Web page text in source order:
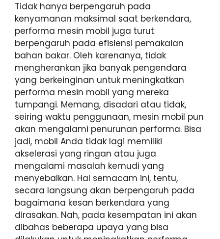
Tidak hanya berpengaruh pada
kenyamanan maksimal saat berkendara,
performa mesin mobil juga turut
berpengaruh pada efisiensi pemakaian
bahan bakar. Oleh karenanya, tidak
mengherankan jika banyak pengendara
yang berkeinginan untuk meningkatkan
performa mesin mobil yang mereka
tumpangi. Memang, disadari atau tidak,
seiring waktu penggunaan, mesin mobil pun
akan mengalami penurunan performa. Bisa
jadi, mobil Anda tidak lagi memiliki
akselerasi yang ringan atau juga
mengalami masalah kemudi yang
menyebalkan. Hal semacam ini, tentu,
secara langsung akan berpengaruh pada
bagaimana kesan berkendara yang
dirasakan. Nah, pada kesempatan ini akan
dibahas beberapa upaya yang bisa